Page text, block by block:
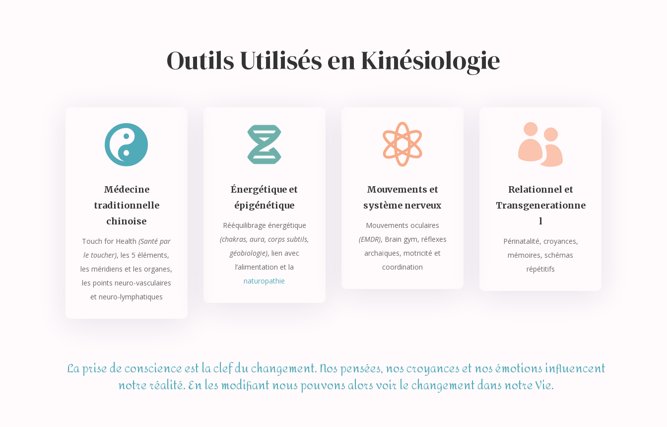
Outils Utilisés en Kinésiologie

Médecine
traditionnelle
chinoise
Touch for Health (Santé par
le toucher), les 5 éléments,
les méridiens et les organes,
les points neuro-vasculaires
et neuro-lymphatiques

Énergétique et
épigénétique
Rééquilibrage énergétique
(chakras, aura, corps subtils,
géobiologie), lien avec
l’alimentation et la
naturopathie

Mouvements et
système nerveux
Mouvements oculaires
(EMDR), Brain gym, réflexes
archaïques, motricité et
coordination

Relationnel et
Transgenerationne
l
Périnatalité, croyances,
mémoires, schémas
répétitifs
La prise de conscience est la clef du changement. Nos pensées, nos croyances et nos émotions influencent
notre réalité. En les modifiant nous pouvons alors voir le changement dans notre Vie.